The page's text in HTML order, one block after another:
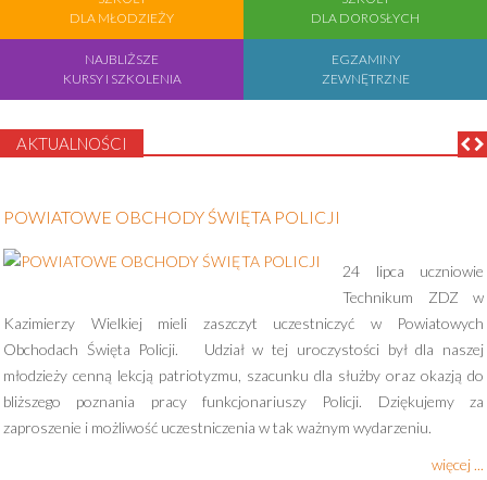
Projekty unijne
Standardy Ochrony Małoletnich
Statut technikum
DLA MŁODZIEŻY
DLA DOROSŁYCH
NAJBLIŻSZE
KURSY I SZKOLENIA
EGZAMINY
ZEWNĘTRZNE
AKTUALNOŚCI
POWIATOWE OBCHODY ŚWIĘTA POLICJI
24 lipca uczniowie
Technikum ZDZ w
Kazimierzy Wielkiej mieli zaszczyt uczestniczyć w Powiatowych
Obchodach Święta Policji. Udział w tej uroczystości był dla naszej
młodzieży cenną lekcją patriotyzmu, szacunku dla służby oraz okazją do
bliższego poznania pracy funkcjonariuszy Policji. Dziękujemy za
zaproszenie i możliwość uczestniczenia w tak ważnym wydarzeniu.
więcej ...